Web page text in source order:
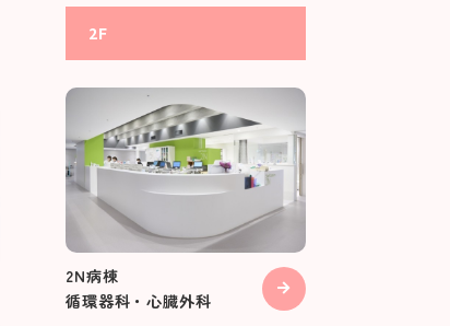
2F
2N病棟
循環器科・心臓外科